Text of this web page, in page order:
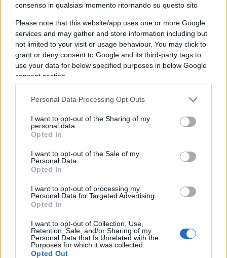
consenso in qualsiasi momento ritornando su questo sito
Please note that this website/app uses one or more Google
services and may gather and store information including but
not limited to your visit or usage behaviour. You may click to
grant or deny consent to Google and its third-party tags to
use your data for below specified purposes in below Google
consent section.
Personal Data Processing Opt Outs
I want to opt-out of the Sharing of my
personal data.
Opted In
I want to opt-out of the Sale of my
Personal Data.
Opted In
I want to opt-out of processing my
Personal Data for Targeted Advertising.
Opted In
I want to opt-out of Collection, Use,
Retention, Sale, and/or Sharing of my
Personal Data that Is Unrelated with the
Purposes for which it was collected.
Opted Out
Quando decorre la pensione
I tempi di decorrenza variano:
Quota 103:
Settore privato: pensionedopo 7 mesidalla
maturazione dei requisiti (da agosto 2025).
Pensione anticipata ordinaria: decorre
Quando finisce il bonus